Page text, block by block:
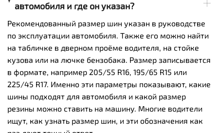
автомобиля и где он указан?
Рекомендованный размер шин указан в руководстве
по эксплуатации автомобиля. Также его можно найти
на табличке в дверном проёме водителя, на стойке
кузова или на лючке бензобака. Размер записывается
в формате, например 205/55 R16, 195/65 R15 или
225/45 R17. Именно эти параметры показывают, какие
шины подходят для автомобиля и какой размер
резины можно ставить на машину. Многие водители
ищут, как узнать размер шин, и эти обозначения как